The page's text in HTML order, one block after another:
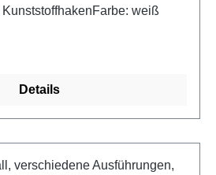
weiß
Details